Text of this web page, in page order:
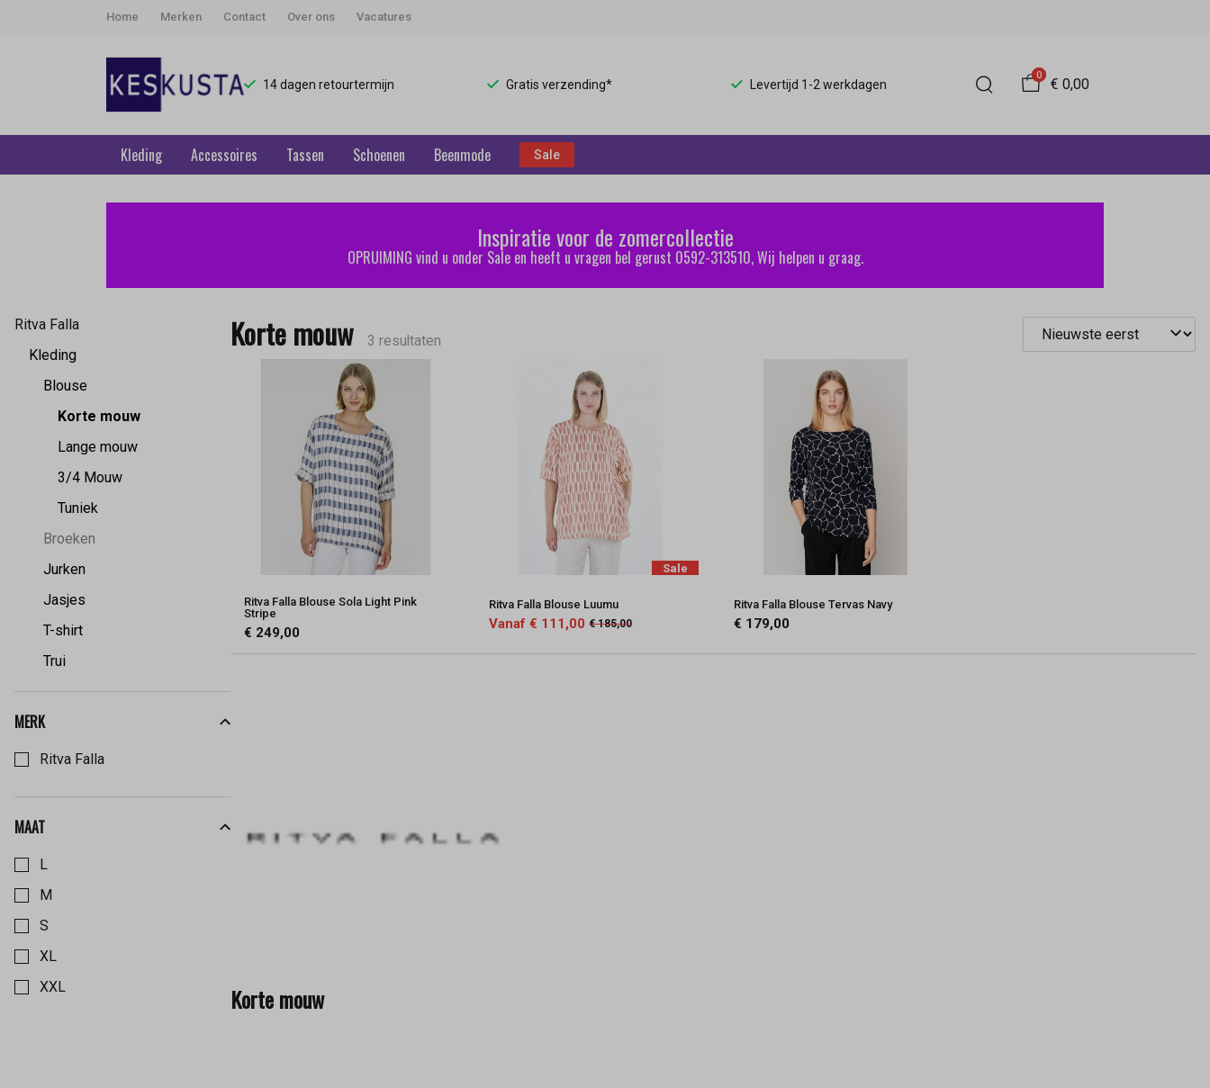
Home Merken Contact Over ons Vacatures
14 dagen retourtermijn Gratis verzending* Levertijd 1-2 werkdagen
0
€ 0,00
Kleding Accessoires Tassen Schoenen Beenmode Sale
Korte
Keskusta
Inspiratie voor de zomercollectie
OPRUIMING vind u onder Sale en heeft u vragen bel gerust 0592-313510, Wij helpen u graag.
Ritva Falla
Kleding
Blouse
Korte mouw
Lange mouw
3/4 Mouw
Tuniek
Broeken
Jurken
Jasjes
T-shirt
Trui
MERK
Ritva Falla
MAAT
L
M
S
XL
XXL
Korte mouw 3 resultaten
Ritva Falla Blouse Sola Light Pink
Stripe
€ 249,00
Sale
Ritva Falla Blouse Luumu
Vanaf € 111,00 € 185,00
Ritva Falla Blouse Tervas Navy
€ 179,00
Korte mouw